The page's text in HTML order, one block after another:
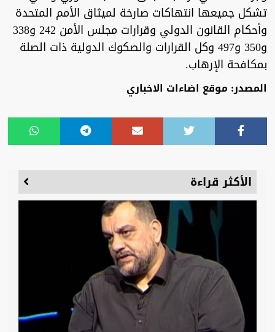
تشكل جميعها انتهاكات صارخة لميثاق الأمم المتحدة
وأحكام القانون الدولي وقرارات مجلس الأمن 242 و338
و350 و497 وكل القرارات والصكوك الدولية ذات الصلة
بمكافحة الإرهاب.
المصدر: موقع اضاءات الاخباري
الأكثر قراءة